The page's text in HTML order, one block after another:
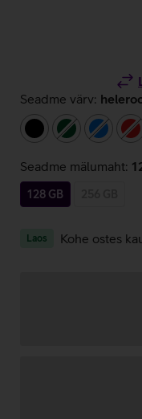
Seadme värv:
musttumeroheline
sinine
Seadme mälumaht:
128 GB
Laos Kohe ostes